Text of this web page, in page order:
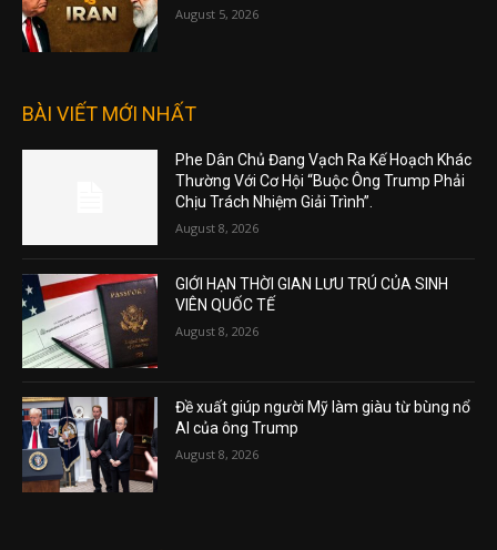
August 5, 2026
BÀI VIẾT MỚI NHẤT
Phe Dân Chủ Đang Vạch Ra Kế Hoạch Khác
Thường Với Cơ Hội “Buộc Ông Trump Phải
Chịu Trách Nhiệm Giải Trình”.
August 8, 2026
GIỚI HẠN THỜI GIAN LƯU TRÚ CỦA SINH
VIÊN QUỐC TẾ
August 8, 2026
Đề xuất giúp người Mỹ làm giàu từ bùng nổ
AI của ông Trump
August 8, 2026